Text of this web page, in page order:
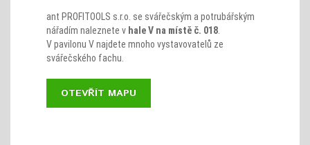
ant PROFITOOLS s.r.o. se svářečským a potrubářským
nářadím naleznete v hale V na místě č. 018.
V pavilonu V najdete mnoho vystavovatelů ze
svářečského fachu.
OTEVŘÍT MAPU